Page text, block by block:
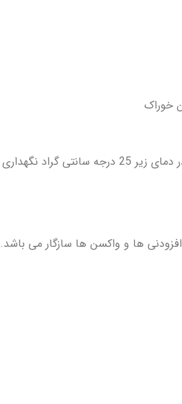
نگهداری شود.
ها و واکسن ها سازگار می باشد.